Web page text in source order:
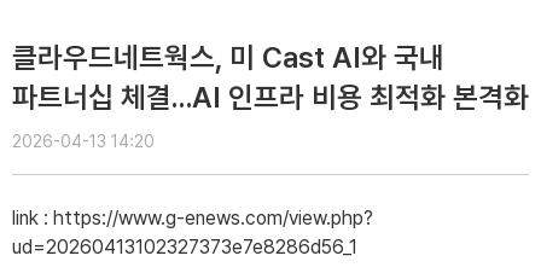
클라우드네트웍스, 미 Cast AI와 국내
파트너십 체결…AI 인프라 비용 최적화 본격화
2026-04-13 14:20
link : https://www.g-enews.com/view.php?
ud=20260413102327373e7e8286d56_1